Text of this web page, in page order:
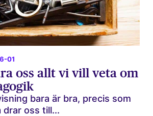
01
oss allt vi vill veta om
bara är bra, precis som
drar oss till...